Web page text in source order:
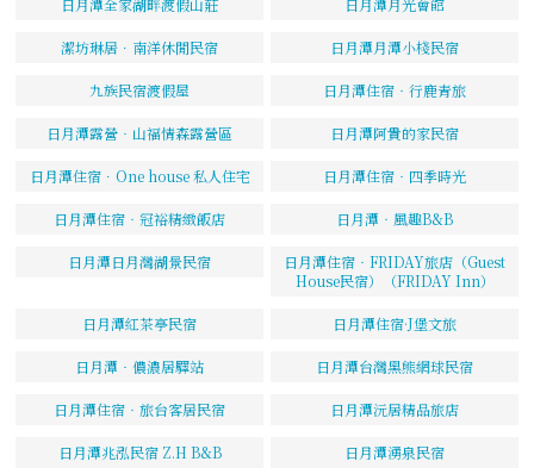
日月潭全家湖畔渡假山莊 日月潭月光會館
潔坊琳居．南洋休閒民宿 日月潭月潭小棧民宿
九族民宿渡假屋 日月潭住宿‧行鹿青旅
日月潭露營‧山福情森露營區 日月潭阿貴的家民宿
日月潭住宿．One house 私人住宅 日月潭住宿‧四季時光
日月潭住宿‧冠裕精緻飯店 日月潭‧風趣B&B
日月潭日月灣湖景民宿
日月潭住宿‧FRIDAY旅店（Guest
House民宿）（FRIDAY Inn）
日月潭紅茶亭民宿 日月潭住宿·J堡文旅
日月潭‧儂濃居驛站 日月潭台灣黑熊網球民宿
日月潭住宿‧旅台客居民宿 日月潭沅居精品旅店
日月潭兆泓民宿 Z.H B&B 日月潭湧泉民宿